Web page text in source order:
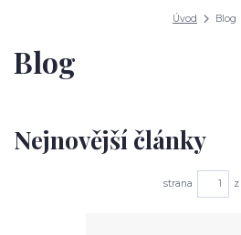
Úvod Blog
Blog
Nejnovější články
strana z